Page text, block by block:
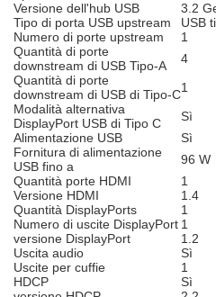
Versione dell'hub USB
3.2
Tipo di porta USB upstream
USB
Numero di porte upstream
1
Quantità di porte
downstream di USB Tipo-A
4
Quantità di porte
downstream di USB di Tipo-C1
Modalità alternativa
DisplayPort USB di Tipo C
Sì
Alimentazione USB
Sì
Fornitura di alimentazione
USB fino a
96 W
Quantità porte HDMI
1
Versione HDMI
1.4
Quantità DisplayPorts
1
Numero di uscite DisplayPort 1
versione DisplayPort
1.2
Uscita audio
Sì
Uscite per cuffie
1
HDCP
Sì